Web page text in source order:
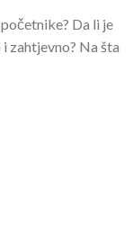
Da li je
zahtjevno? Na šta